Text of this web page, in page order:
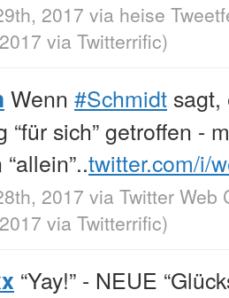
2017 via heise
via Twitterrific)
Wenn #Schmidt sagt,
“für sich” getroffen -
twitter.com/i/
2017 via Twitter Web
via Twitterrific)
“Yay!” - NEUE